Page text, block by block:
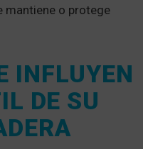
mantiene o protege
INFLUYEN
DE SU